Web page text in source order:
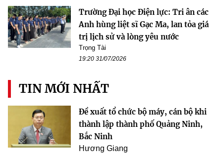
Trường Đại học Điện lực: Tri ân các
Anh hùng liệt sĩ Gạc Ma, lan tỏa giá
trị lịch sử và lòng yêu nước
Trọng Tài
19:20 31/07/2026
TIN MỚI NHẤT
Đề xuất tổ chức bộ máy, cán bộ khi
thành lập thành phố Quảng Ninh,
Bắc Ninh
Hương Giang